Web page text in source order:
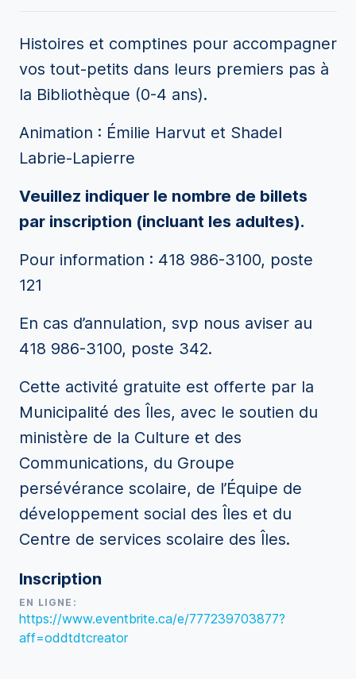
Histoires et comptines pour accompagner
vos tout-petits dans leurs premiers pas à
la Bibliothèque (0-4 ans).
Animation : Émilie Harvut et Shadel
Labrie-Lapierre
Veuillez indiquer le nombre de billets
par inscription (incluant les adultes).
Pour information : 418 986-3100, poste
121
En cas d’annulation, svp nous aviser au
418 986-3100, poste 342.
Cette activité gratuite est offerte par la
Municipalité des Îles, avec le soutien du
ministère de la Culture et des
Communications, du Groupe
persévérance scolaire, de l’Équipe de
développement social des Îles et du
Centre de services scolaire des Îles.
Inscription
EN LIGNE:
https://www.eventbrite.ca/e/777239703877?
aff=oddtdtcreator